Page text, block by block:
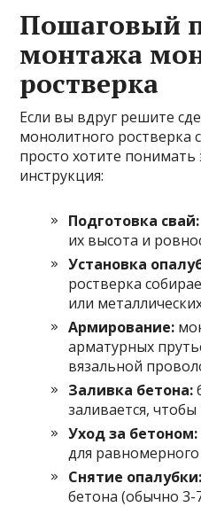
Пошаговый
монтажа
ростверка
Если вы вдруг решите
монолитного ростверка
просто хотите понимать
инструкция:
Подготовка свай:
их высота и
Установка
ростверка
или
Армирование:
арматурных
вязальной
Заливка бетона:
заливается,
Уход за бетоном:
для
Снятие опалубки:
бетона (обычно 3-